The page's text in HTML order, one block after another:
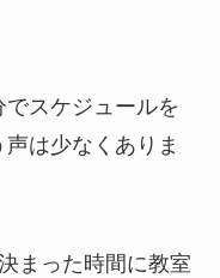
でスケジュールを
は少なくありま
まった時間に教室